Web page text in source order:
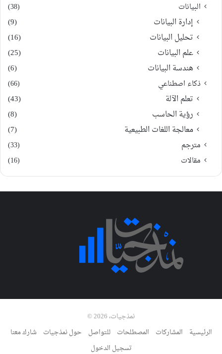
البيانات (38)
إدارة البيانات
(9)
تحليل البيانات
(16)
علم البيانات
(25)
هندسة البيانات
(6)
ذكاء اصطناعي (66)
تعلم الآلة
(43)
رؤية الحاسب
(8)
معالجة اللغات الطبيعية
(7)
مترجم
(33)
مقالات
(16)
نمذجيات، 2026 ©
الرئيسية المشاركات المصطلحات للتواصل حول نمذجيات شارك معنا
تسجيل الدخول